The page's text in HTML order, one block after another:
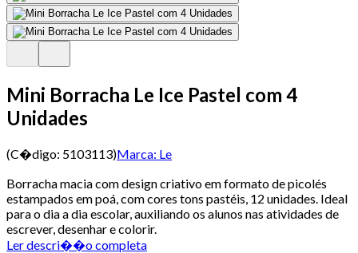
Mini Borracha Le Ice Pastel com 4
Unidades
(C�digo: 5103113)Marca: Le
Borracha macia com design criativo em formato de picolés
estampados em poá, com cores tons pastéis, 12 unidades. Ideal
para o dia a dia escolar, auxiliando os alunos nas atividades de
escrever, desenhar e colorir.
Ler descri��o completa